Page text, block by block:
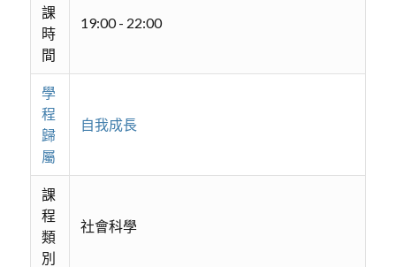
課
時
間
19:00 - 22:00
學
程
歸
屬
自我成長
課
程
類
別
社會科學